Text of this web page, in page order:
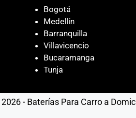
Bogotá
Medellín
Barranquilla
Villavicencio
Bucaramanga
Tunja
- Baterías Para Carro a